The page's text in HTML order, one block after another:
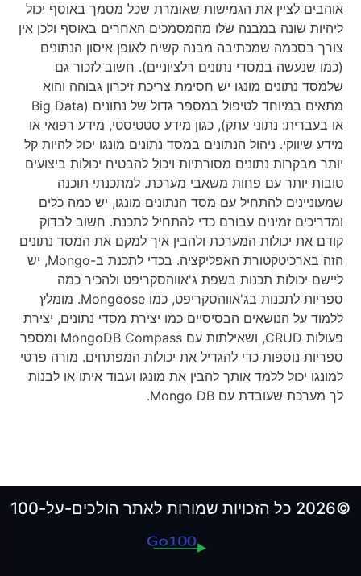
אוהבים לציין את הגמישות שאומרת שכל מסמך באוסף יכול
ליהיות שונה במבנה שלו מהמסמכים האחרים באוסף ולכן אין
צורך בסכמה שמכתיבה מבנה קשיח לאופן איסון הנתונים
(כמו שנעשה במסדי נתונים רלציוניים). חשוב לזכור גם
שלמסד נתונים מונגו יש חסימת צריכת זיכרון גבוהה והוא
מתאים במיוחד לטיפול במספר גדול של נתונים (Big Data
או בעברית: נתוני עתק), כגון מידע סטטיסטי, מידע רפואי או
מידע שיווקי. ניהול הנתונים במסד נתונים מונגו יכול להיות קל
יותר מבקרות נתונים מסורתיות ויכול להבטיח יכולות ביצועים
טובות יותר עם פחות משאבי מערכת. למתכנתי תוכנה
שמעוניינים להתחיל עם מסד הנתונים מונגו, יש כמה כלים
ומדריכים זמינים עבורם כדי להתחיל לתכנת. חשוב לבדוק
קודם את יכולות המערכת ולהבין איך למקם את המסד נתונים
הזה בארכיטקטורת האפליקציה. בכדי לתכנת ב-Mongo, יש
ליישם יכולות תכנות בשפת ג'אווהסקריפט ולהכיר כמה
ספריות לתכנות בג'אווהסקריפט, כמו Mongoose. מומלץ
ללמוד על הנושאים הבסיסיים כמו יצירת מסדי נתונים, יצירת
פעולות CRUD, ושאילתות עם MongoDB Compass ומספר
ספריות נוספות כדי להגדיל את יכולות המפתחים. מורה פרטי
למונגו יכול ללמד אותך להבין את מונגו ועבוד איתו או לבנות
לך מערכת שעובדת עם Mongo DB.
©2026 כל הזכויות שמורות לאתר הולכים-על-100